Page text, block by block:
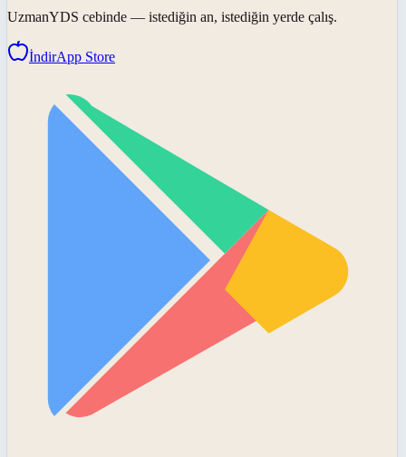
UzmanYDS cebinde — istediğin an, istediğin yerde çalış.
İndirApp Store